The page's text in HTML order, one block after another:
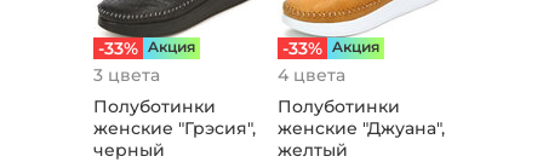
-33% Aкция
3 цвета
Полуботинки
женские "Грэсия",
черный
-33% Aкция
4 цвета
Полуботинки
женские "Джуана",
желтый